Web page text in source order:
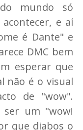
mundo só
e aí
é Dante" e
DMC bem
esperar que
não é o visual
de "wow".
ser um "wow!
que diabos o